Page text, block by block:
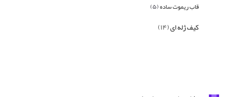
قاب ریموت ساده(۵)
کیف ژله ای(۱۴)